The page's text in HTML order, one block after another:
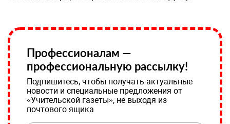
Профессионалам —
профессиональную рассылку!
Подпишитесь, чтобы получать актуальные
новости и специальные предложения от
«Учительской газеты», не выходя из
почтового ящика